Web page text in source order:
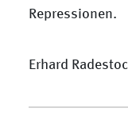
Repressionen.
Erhard